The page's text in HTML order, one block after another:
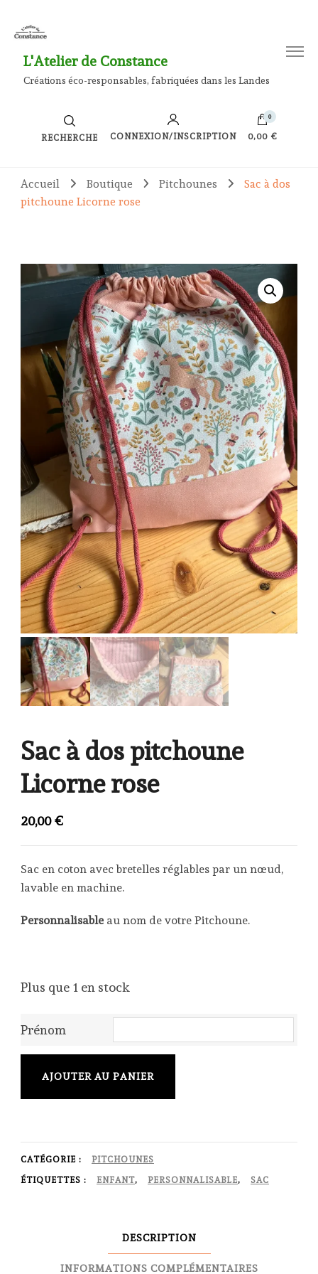
L'Atelier de Constance
Créations éco-responsables, fabriquées dans les Landes
RECHERCHE CONNEXION/INSCRIPTION
0
0,00 €
Accueil Boutique Pitchounes
Sac à dos
pitchoune Licorne rose
Sac à dos pitchoune
Licorne rose
20,00€
Sac en coton avec bretelles réglables par un nœud,
lavable en machine.
Personnalisable au nom de votre Pitchoune.
Plus que 1 en stock
Prénom
dos
pitchoune
AJOUTER AU PANIER
CATÉGORIE : PITCHOUNES
ÉTIQUETTES : ENFANT, PERSONNALISABLE, SAC
DESCRIPTION
INFORMATIONS COMPLÉMENTAIRES